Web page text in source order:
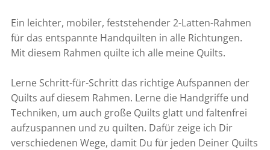
Ein leichter, mobiler, feststehender 2-Latten-Rahmen
für das entspannte Handquilten in alle Richtungen.
Mit diesem Rahmen quilte ich alle meine Quilts.
Lerne Schritt-für-Schritt das richtige Aufspannen der
Quilts auf diesem Rahmen. Lerne die Handgriffe und
Techniken, um auch große Quilts glatt und faltenfrei
aufzuspannen und zu quilten. Dafür zeige ich Dir
verschiedenen Wege, damit Du für jeden Deiner Quilts